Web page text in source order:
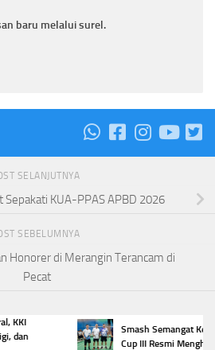
baru melalui surel.
SELANJUTNYA
Sepakati KUA-PPAS APBD 2026
SEBELUMNYA
Honorer di Merangin Terancam di
Pecat
Smash Semangat
Cup III Resmi